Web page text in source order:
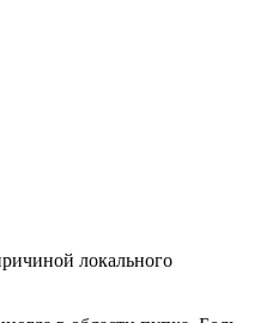
локального